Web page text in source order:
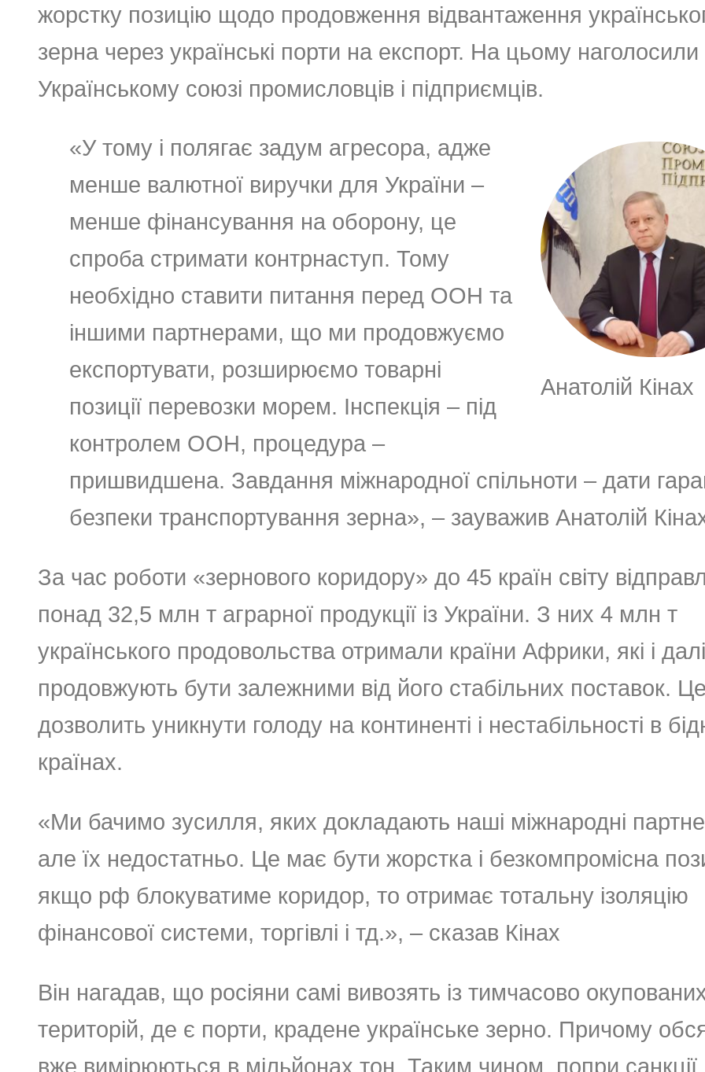
жорстку позицію щодо продовження відвантаження
зерна через українські порти на експорт. На цьому наголосили
Українському союзі промисловців і підприємців.
Анатолій Кінах
«У тому і полягає задум агресора, адже
менше валютної виручки для України –
менше фінансування на оборону, це
спроба стримати контрнаступ. Тому
необхідно ставити питання перед ООН та
іншими партнерами, що ми продовжуємо
експортувати, розширюємо товарні
позиції перевозки морем. Інспекція – під
контролем ООН, процедура –
пришвидшена. Завдання міжнародної спільноти – дати
безпеки транспортування зерна», – зауважив Анатолій
За час роботи «зернового коридору» до 45 країн світу
понад 32,5 млн т аграрної продукції із України. З них 4 млн т
українського продовольства отримали країни Африки, які і далі
продовжують бути залежними від його стабільних поставок.
дозволить уникнути голоду на континенті і нестабільності в
країнах.
«Ми бачимо зусилля, яких докладають наші міжнародні
але їх недостатньо. Це має бути жорстка і безкомпромісна
якщо рф блокуватиме коридор, то отримає тотальну ізоляцію
фінансової системи, торгівлі і тд.», – сказав Кінах
Він нагадав, що росіяни самі вивозять із тимчасово
територій, де є порти, крадене українське зерно. Причому
вже вимірюються в мільйонах тон. Таким чином, попри санкції,